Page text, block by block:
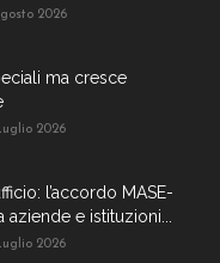
2026
ma cresce
2026
l’accordo MASE-
aziende e istituzioni...
2026